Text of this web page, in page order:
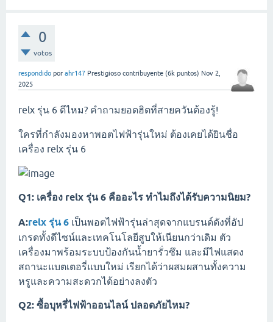
0
votos
respondido por ahr147 Prestigioso contribuyente (6k puntos) Nov 2,
2025
relx รุ่น 6 ดีไหม? คำถามยอดฮิตที่สายควันต้องรู้!
ใครที่กำลังมองหาพอตไฟฟ้ารุ่นใหม่ ต้องเคยได้ยินชื่อ
เครื่อง relx รุ่น 6
Q1: เครื่อง relx รุ่น 6 คืออะไร ทำไมถึงได้รับความนิยม?
A:relx รุ่น 6 เป็นพอตไฟฟ้ารุ่นล่าสุดจากแบรนด์ดังที่อัป
เกรดทั้งดีไซน์และเทคโนโลยีสูบให้เนียนกว่าเดิม ตัว
เครื่องมาพร้อมระบบป้องกันน้ำยารั่วซึม และมีไฟแสดง
สถานะแบตเตอรี่แบบใหม่ เรียกได้ว่าผสมผสานทั้งความ
หรูและความสะดวกได้อย่างลงตัว
Q2: ซื้อบุหรี่ไฟฟ้าออนไลน์ ปลอดภัยไหม?